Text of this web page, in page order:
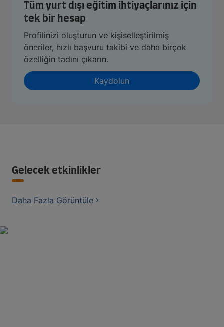
Tüm yurt dışı eğitim ihtiyaçlarınız için
tek bir hesap
Profilinizi oluşturun ve kişiselleştirilmiş
öneriler, hızlı başvuru takibi ve daha birçok
özelliğin tadını çıkarın.
Kaydolun
Gelecek etkinlikler
Daha Fazla Görüntüle